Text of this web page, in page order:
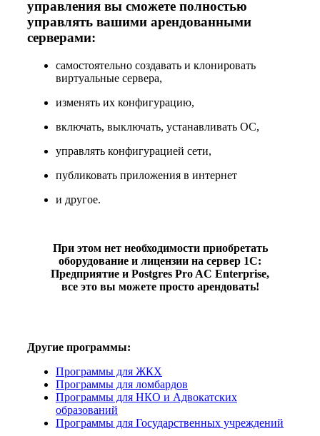
управления вы сможете полностью
управлять вашими арендованными
серверами:
самостоятельно создавать и клонировать
виртуальные сервера,
изменять их конфигурацию,
включать, выключать, устанавливать ОС,
управлять конфигурацией сети,
публиковать приложения в интернет
и другое.
При этом нет необходимости приобретать
оборудование и лицензии на сервер 1С:
Предприятие и Postgres Pro AC Enterprise,
все это вы можете просто арендовать!
Другие программы:
Программы для ЖКХ
Программы для ломбардов
Программы для НКО и Адвокатских
образований
Программы для Государственных учреждений